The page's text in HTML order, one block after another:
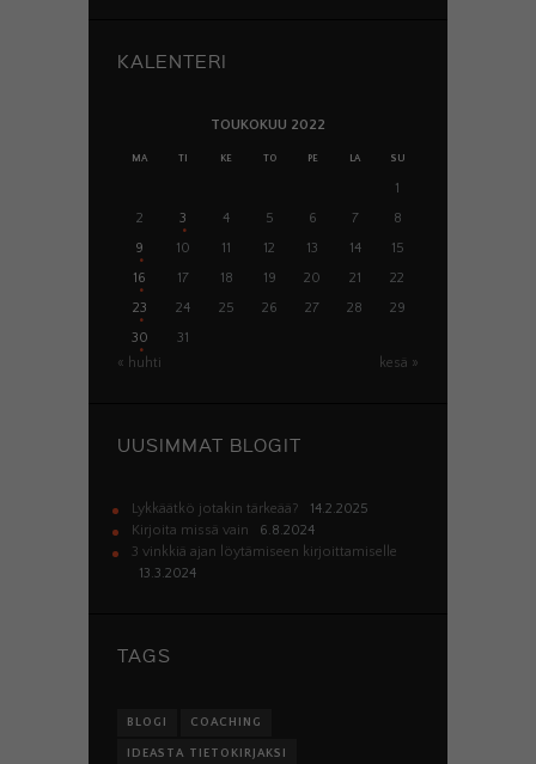
KALENTERI
TOUKOKUU 2022
MA TI KE TO PE LA SU
1
2
3 4 5 6 7
8
9
10 11 12 13 14
15
16
17 18 19 20 21
22
23
24 25 26 27 28
29
30
31
« huhti
kesä »
UUSIMMAT BLOGIT
Lykkäätkö jotakin tärkeää?
14.2.2025
Kirjoita missä vain
6.8.2024
3 vinkkiä ajan löytämiseen kirjoittamiselle
13.3.2024
TAGS
BLOGI COACHING
IDEASTA TIETOKIRJAKSI